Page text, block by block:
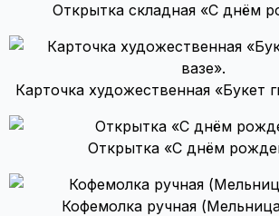
Открытка складная «С днём
Карточка художественная «Букет
Открытка «С днём
Кофемолка ручная